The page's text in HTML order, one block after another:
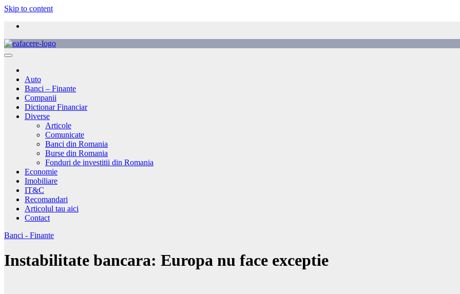
Skip to content
Auto
Banci – Finante
Companii
Dictionar Financiar
Diverse
Articole
Comunicate
Banci din Romania
Burse din Romania
Fonduri de investitii din Romania
Economie
Imobiliare
IT&C
Recomandari
Articolul tau aici
Contact
Banci - Finante
Instabilitate bancara: Europa nu face exceptie